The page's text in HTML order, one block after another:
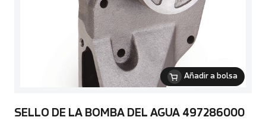
Añadir a bolsa
SELLO DE LA BOMBA DEL AGUA 497286000